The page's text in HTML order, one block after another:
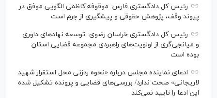
رئیس کل دادگستری فارس: موقوفه کاظمی الگویی موفق در
پیوند وقف، پژوهش حقوقی و پیشگیری از جرم است
رئیس کل دادگستری خراسان رضوی: توسعه نهاد‌های داوری
و میانجی‌گری از اولویت‌های راهبردی مجموعه قضایی استان
بوده است
ادعای نماینده مجلس درباره «نحوه ردزنی محل استقرار شهید
لاریجانی» صحت ندارد/ بررسی‌های قضایی و پرونده تشکیل شده
این ادعا را تایید نمی‌کند